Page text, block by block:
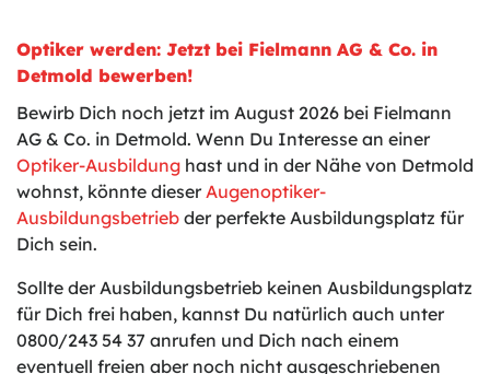
Optiker werden: Jetzt bei Fielmann AG & Co. in
Detmold bewerben!
Bewirb Dich noch jetzt im August 2026 bei Fielmann
AG & Co. in Detmold. Wenn Du Interesse an einer
Optiker-Ausbildung hast und in der Nähe von Detmold
wohnst, könnte dieser Augenoptiker-
Ausbildungsbetrieb der perfekte Ausbildungsplatz für
Dich sein.
Sollte der Ausbildungsbetrieb keinen Ausbildungsplatz
für Dich frei haben, kannst Du natürlich auch unter
0800/243 54 37 anrufen und Dich nach einem
eventuell freien aber noch nicht ausgeschriebenen